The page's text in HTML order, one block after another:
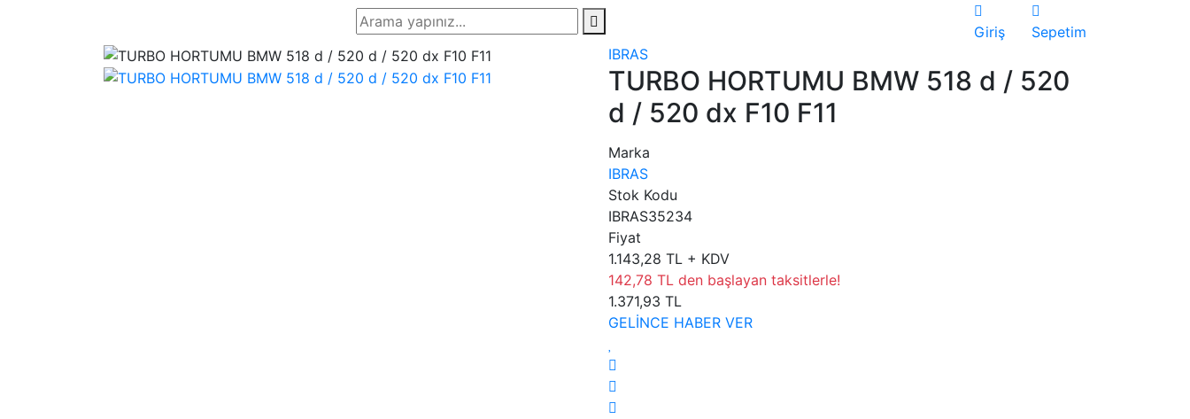
Giriş
Sepetim
IBRAS
TURBO HORTUMU BMW 518 d / 520
d / 520 dx F10 F11
Marka
IBRAS
Stok Kodu
IBRAS35234
Fiyat
1.143,28 TL + KDV
142,78 TL den başlayan taksitlerle!
1.371,93 TL
GELİNCE HABER VER